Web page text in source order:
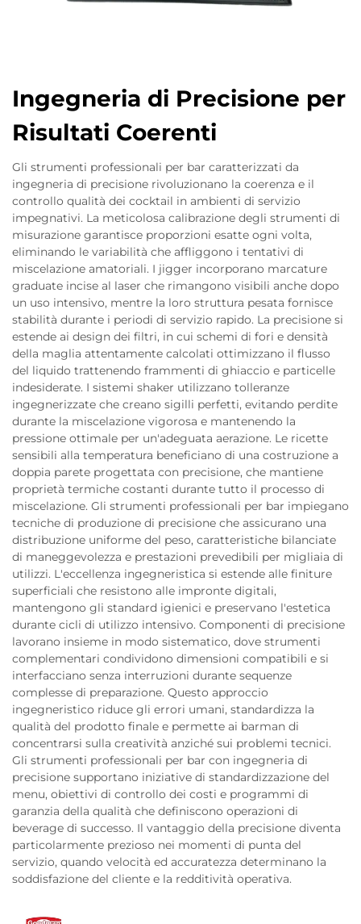
Ingegneria di Precisione per
Risultati Coerenti
Gli strumenti professionali per bar caratterizzati da
ingegneria di precisione rivoluzionano la coerenza e il
controllo qualità dei cocktail in ambienti di servizio
impegnativi. La meticolosa calibrazione degli strumenti di
misurazione garantisce proporzioni esatte ogni volta,
eliminando le variabilità che affliggono i tentativi di
miscelazione amatoriali. I jigger incorporano marcature
graduate incise al laser che rimangono visibili anche dopo
un uso intensivo, mentre la loro struttura pesata fornisce
stabilità durante i periodi di servizio rapido. La precisione si
estende ai design dei filtri, in cui schemi di fori e densità
della maglia attentamente calcolati ottimizzano il flusso
del liquido trattenendo frammenti di ghiaccio e particelle
indesiderate. I sistemi shaker utilizzano tolleranze
ingegnerizzate che creano sigilli perfetti, evitando perdite
durante la miscelazione vigorosa e mantenendo la
pressione ottimale per un'adeguata aerazione. Le ricette
sensibili alla temperatura beneficiano di una costruzione a
doppia parete progettata con precisione, che mantiene
proprietà termiche costanti durante tutto il processo di
miscelazione. Gli strumenti professionali per bar impiegano
tecniche di produzione di precisione che assicurano una
distribuzione uniforme del peso, caratteristiche bilanciate
di maneggevolezza e prestazioni prevedibili per migliaia di
utilizzi. L'eccellenza ingegneristica si estende alle finiture
superficiali che resistono alle impronte digitali,
mantengono gli standard igienici e preservano l'estetica
durante cicli di utilizzo intensivo. Componenti di precisione
lavorano insieme in modo sistematico, dove strumenti
complementari condividono dimensioni compatibili e si
interfacciano senza interruzioni durante sequenze
complesse di preparazione. Questo approccio
ingegneristico riduce gli errori umani, standardizza la
qualità del prodotto finale e permette ai barman di
concentrarsi sulla creatività anziché sui problemi tecnici.
Gli strumenti professionali per bar con ingegneria di
precisione supportano iniziative di standardizzazione del
menu, obiettivi di controllo dei costi e programmi di
garanzia della qualità che definiscono operazioni di
beverage di successo. Il vantaggio della precisione diventa
particolarmente prezioso nei momenti di punta del
servizio, quando velocità ed accuratezza determinano la
soddisfazione del cliente e la redditività operativa.